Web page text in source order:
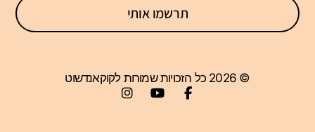
תרשמו אותי
© 2026 כל הזכויות שמורות לקוקאנדשוט